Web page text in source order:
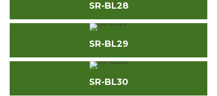
SR-BL28
SR-BL29
SR-BL30